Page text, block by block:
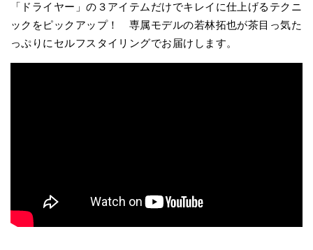
「ドライヤー」の３アイテムだけでキレイに仕上げるテクニ
ックをピックアップ！ 専属モデルの若林拓也が茶目っ気た
っぷりにセルフスタイリングでお届けします。